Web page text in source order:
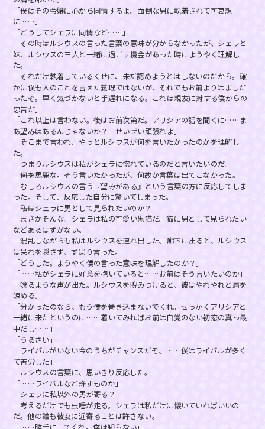
「僕はその令嬢に心から同情するよ。面倒な男に執着されて可哀想
に……」
「どうしてシェラに同情など……」
その時はルシウスの言った言葉の意味が分からなかったが、シェラと
妹、ルシウスの三人と一緒に過ごす機会があった時にようやく理解し
た。
「それだけ執着しているくせに、未だ認めようとはしないのだから。確
かに僕も人のことを言えた義理ではないが、それでもお前よりはましだ
ったぞ。早く気づかないと手遅れになる。これは親友に対する僕からの
忠告だ」
「これ以上は言わない。後はお前次第だ。アリシアの話を聞くに……ま
あ望みはあるんじゃないか？ せいぜい頑張れよ」
そこまで言われ、やっとルシウスが何を言いたかったのかを理解し
た。
つまりルシウスは私が――シェラに惚れているのだと言いたいのだ。
――何を馬鹿な。そう言いたかったが、何故か言葉は出てこなかった。
むしろルシウスの言う『望みがある』という言葉の方に反応してしま
った。そして、反応した自分に驚いてしまった。
――私はシェラに男として見られたいのか？
まさかそんな。シェラは私の可愛い黒猫だ。猫に男として見られたい
などあるはずがない。
混乱しながらも私はルシウスを連れ出した。廊下に出ると、ルシウス
は呆れを隠さず、ずばり言った。
「どうした。ようやく僕の言った意味を理解したのか？」
「……私がシェラに好意を抱いていると……お前はそう言いたいのか」
唸るような声が出た。ルシウスを睨みつけると、彼はやれやれと肩を
竦める。
「分かったのなら、もう僕を巻き込まないでくれ。せっかくアリシアと
一緒に来たというのに……着いてみればお前は自覚のない初恋の真っ最
中だし……」
「うるさい」
「ライバルがいない今のうちがチャンスだぞ。……僕はライバルが多く
て苦労した」
ルシウスの言葉に、思いきり反応した。
「……ライバルなど許すものか」
シェラに私以外の男が寄る？
考えるだけでも虫唾が走る。シェラは私だけに懐いていればいいの
だ。他の誰も彼女に近寄ることは許さない。